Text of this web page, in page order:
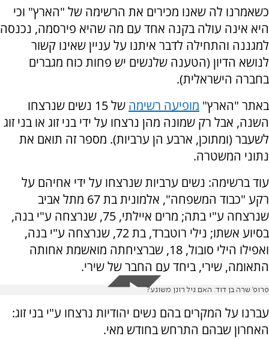
כשאמרנו לה שאנו מכירים את הרשימה של "הארץ" וכי
היא אינה עולה בקנה אחד עם מה שהיא פירסמה, נכנסה
למגננה והתחילה לדבר איתנו על עניין שאינו קשור
לנושא הדיון (הטענה שלנשים יש פחות כוח מגברים
בחברה הישראלית).
באתר "הארץ" מופיעה רשימה
של 15 נשים שנרצחו
השנה, אבל רק שמונה מהן נרצחו על ידי בני זוג או בני זוג
לשעבר (ומתוכן, ארבע הן ערביות). מספר זה תואם את
נתוני המשטרה.
עוד ברשימה: נשים ערביות שנרצחו על ידי אחיהם על
רקע "כבוד המשפחה", אלמונית בת 67 מתל אביב
שנרצחה ע"י בתה; מרים איילתי, 75, שנרצחה ע"י בנה,
בסיוע אשתו; נילי רוטברד, בת 72, שנרצחה ע"י בנה,
ואפילו הילי סובול, 18, שברציחתה מואשמת אחותה
התאומה, שירי, ביחד עם החבר של שירי.
פרופ' שרה בן דוד: האם גיל רונן משוגע?
עברנו על המקרים בהם נשים יהודיות נרצחו ע"י בני זוג:
האחרון שבהם התרחש בחודש מאי.